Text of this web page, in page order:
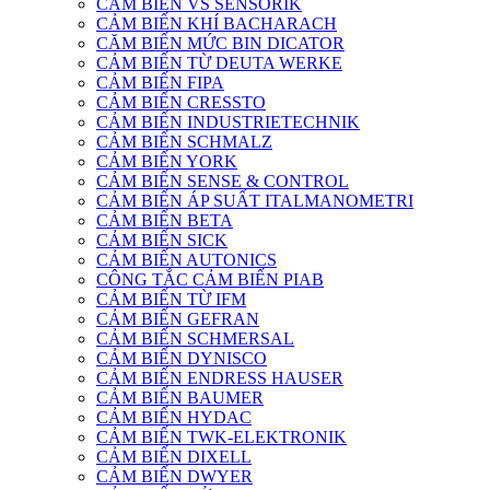
CẢM BIẾN VS SENSORIK
CẢM BIẾN KHÍ BACHARACH
CĂM BIẾN MỨC BIN DICATOR
CẢM BIẾN TỪ DEUTA WERKE
CẢM BIẾN FIPA
CẢM BIẾN CRESSTO
CẢM BIẾN INDUSTRIETECHNIK
CẢM BIẾN SCHMALZ
CẢM BIẾN YORK
CẢM BIẾN SENSE & CONTROL
CẢM BIẾN ÁP SUẤT ITALMANOMETRI
CẢM BIẾN BETA
CẢM BIẾN SICK
CẢM BIẾN AUTONICS
CÔNG TẮC CẢM BIẾN PIAB
CẢM BIẾN TỪ IFM
CẢM BIẾN GEFRAN
CẢM BIẾN SCHMERSAL
CẢM BIẾN DYNISCO
CẢM BIẾN ENDRESS HAUSER
CẢM BIẾN BAUMER
CẢM BIẾN HYDAC
CẢM BIẾN TWK-ELEKTRONIK
CẢM BIẾN DIXELL
CẢM BIẾN DWYER